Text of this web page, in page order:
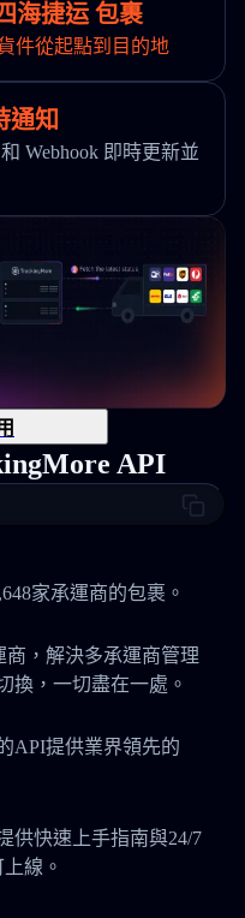
海捷运 包裹
件從起點到目的地
通知
Webhook 即時更新並
API
家承運商的包裹。
商，解決多承運商管理
換，一切盡在一處。
API提供業界領先的
供快速上手指南與24/7
線。